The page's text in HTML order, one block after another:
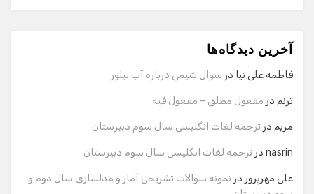
آخرین دیدگاه‌ها
فاطمه علی نیا در سوال شیمی درباره آب تبلور
ترنم در مفعول مطلق – مفعول فیه
مریم در ترجمه لغات انگلیسی سال سوم دبیرستان
nasrin در ترجمه لغات انگلیسی سال سوم دبیرستان
علی مهرپرور در نمونه سوالات تشریحی آمار و مدلسازی سال دوم و
سلام! برای شروع گفت‌وگو لطفاً شماره تماس یا ایمیل خود را
وارد کنید.